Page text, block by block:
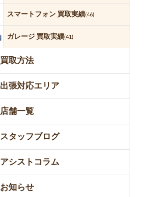
スマートフォン 買取実績(46)
ガレージ 買取実績(41)
買取方法
出張対応エリア
店舗一覧
スタッフブログ
アシストコラム
お知らせ